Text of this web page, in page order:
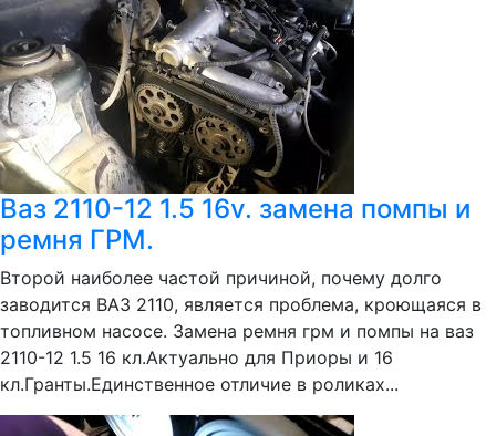
Ваз 2110-12 1.5 16v. замена помпы и
ремня ГРМ.
Второй наиболее частой причиной, почему долго
заводится ВАЗ 2110, является проблема, кроющаяся в
топливном насосе. Замена ремня грм и помпы на ваз
2110-12 1.5 16 кл.Актуально для Приоры и 16
кл.Гранты.Единственное отличие в роликах...